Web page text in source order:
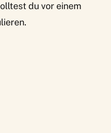
du vor einem